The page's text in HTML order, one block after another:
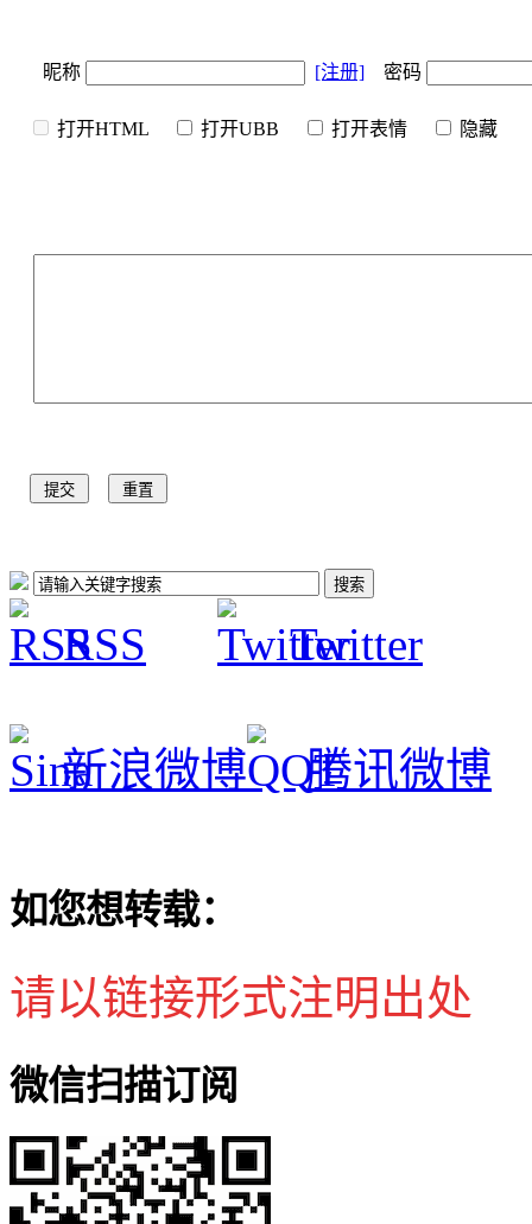
昵称 [注册] 密码
打开HTML 打开UBB 打开表情 隐
RSS Twitter
新浪微博 腾讯微博
如您想转载：
请以链接形式注明出处
微信扫描订阅